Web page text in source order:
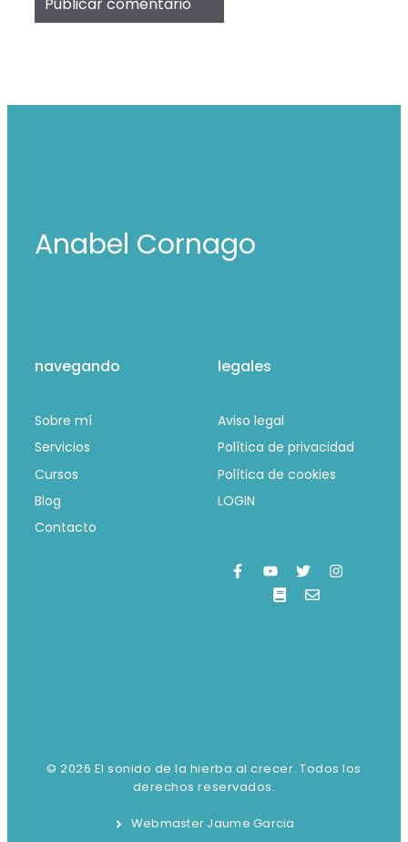
Anabel Cornago
navegando
Sobre mí
Servicios
Cursos
Blog
Contacto
legales
Aviso legal
Política de privacidad
Política de cookies
LOGIN
© 2026 El sonido de la hierba al crecer. Todos los
derechos reservados.
Webmaster Jaume Garcia